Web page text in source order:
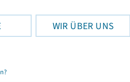
WIR ÜBER UNS